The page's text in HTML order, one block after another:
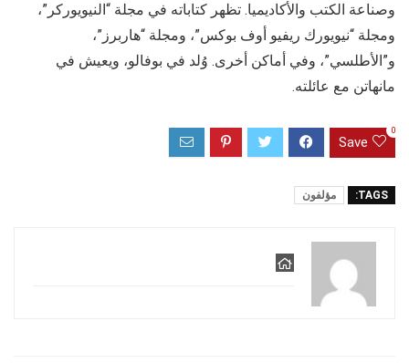
وصناعة الكتب والأكاديميا. تظهر كتاباته في مجلة “النيويوركر”،
ومجلة “نيويورك ريفيو أوف بوكس”، ومجلة “هاربرز”،
و”الأطلسي”، وفي أماكن أخرى. وُلد في بوفالو، ويعيش في
مانهاتن مع عائلته.
Save
0
TAGS: مؤلفون